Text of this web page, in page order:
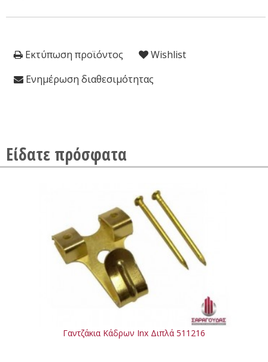
Εκτύπωση προϊόντος
Wishlist
Ενημέρωση διαθεσιμότητας
Είδατε πρόσφατα
Γαντζάκια Κάδρων Inx Διπλά 511216